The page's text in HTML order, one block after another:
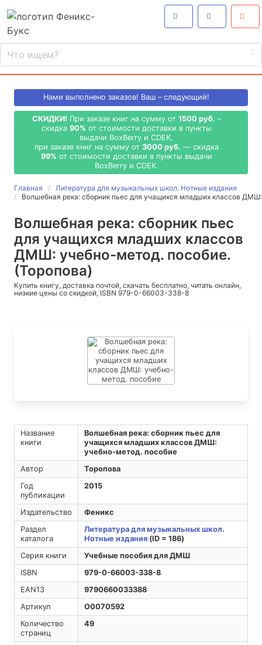
Нами выполнено заказов! Ваш – следующий!
СКИДКИ! При заказе книг на сумму от 1500 руб. –
скидка 90% от стоимости доставки в пункты
выдачи BoxBerry и CDEK,
при заказе книг на сумму от 3000 руб. — скидка
99% от стоимости доставки в пункты выдачи
BoxBerry и CDEK.
Главная
Литература для музыкальных школ. Нотные издания
Волшебная река: сборник пьес для учащихся младших классов
Волшебная река: сборник пьес
для учащихся младших классов
ДМШ: учебно-метод. пособие.
(Торопова)
Купить книгу, доставка почтой, скачать бесплатно, читать онлайн,
низкие цены со скидкой, ISBN 979-0-66003-338-8
Название
книги
Волшебная река: сборник пьес для
учащихся младших классов ДМШ:
учебно-метод. пособие
Автор
Торопова
Год
публикации
2015
Издательство
Феникс
Раздел
каталога
Литература для музыкальных школ.
Нотные издания(ID = 186)
Серия книги
Учебные пособия для ДМШ
ISBN
979-0-66003-338-8
EAN13
9790660033388
Артикул
O0070592
Количество
страниц
49